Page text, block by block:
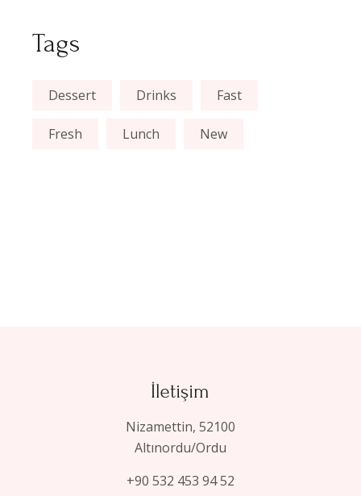
Tags
Dessert Drinks Fast
Fresh Lunch New
İletişim
Nizamettin, 52100
Altınordu/Ordu
+90 532 453 94 52